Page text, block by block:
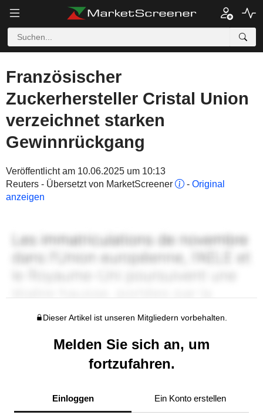
Französischer
Zuckerhersteller Cristal Union
verzeichnet starken
Gewinnrückgang
Veröffentlicht am 10.06.2025 um 10:13
Reuters - Übersetzt von MarketScreener
- Original
anzeigen
Dieser Artikel ist unseren Mitgliedern vorbehalten.
Melden Sie sich an, um
fortzufahren.
Einloggen Ein Konto erstellen